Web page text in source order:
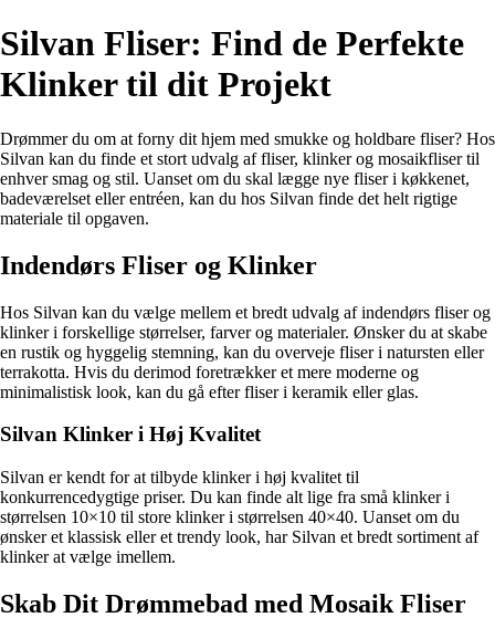
Silvan Fliser: Find de Perfekte
Klinker til dit Projekt
Drømmer du om at forny dit hjem med smukke og holdbare fliser? Hos
Silvan kan du finde et stort udvalg af fliser, klinker og mosaikfliser til
enhver smag og stil. Uanset om du skal lægge nye fliser i køkkenet,
badeværelset eller entréen, kan du hos Silvan finde det helt rigtige
materiale til opgaven.
Indendørs Fliser og Klinker
Hos Silvan kan du vælge mellem et bredt udvalg af indendørs fliser og
klinker i forskellige størrelser, farver og materialer. Ønsker du at skabe
en rustik og hyggelig stemning, kan du overveje fliser i natursten eller
terrakotta. Hvis du derimod foretrækker et mere moderne og
minimalistisk look, kan du gå efter fliser i keramik eller glas.
Silvan Klinker i Høj Kvalitet
Silvan er kendt for at tilbyde klinker i høj kvalitet til
konkurrencedygtige priser. Du kan finde alt lige fra små klinker i
størrelsen 10×10 til store klinker i størrelsen 40×40. Uanset om du
ønsker et klassisk eller et trendy look, har Silvan et bredt sortiment af
klinker at vælge imellem.
Skab Dit Drømmebad med Mosaik Fliser